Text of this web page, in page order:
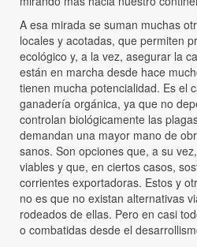
A esa mirada se suman muchas
locales y acotadas, que permiten
ecológico y, a la vez, asegurar la
están en marcha desde hace
tienen mucha potencialidad. Es el
ganadería orgánica, ya que no
controlan biológicamente las
demandan una mayor mano de
sanos. Son opciones que, a su
viables y que, en ciertos casos,
corrientes exportadoras. Estos y
no es que no existan alternativas
rodeados de ellas. Pero en casi
o combatidas desde el